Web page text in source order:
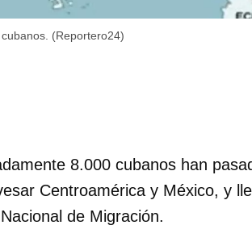
(Reportero24)
8.000 cubanos han
Centroamérica y México, y
de Migración.